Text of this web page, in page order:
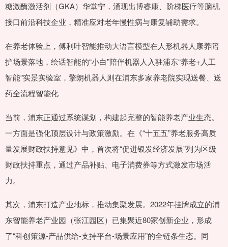
糖激酶激活剂（GKA）华堂宁，涌现出博睿康、阶梯医疗等脑机
接口前沿科技企业，精准应对老年慢性病与康复辅助需求。
在养老体验上，傅利叶智能推动大语言模型在人形机器人康养陪
护场景落地，绘话智能的“小白”陪伴机器人入驻浦东“养老+人工
智能”实景实验室，擎朗机器人则在浦东多家养老院实现送餐、送
药全流程智能化
当前，浦东正通过系统谋划，构建起完整的智能养老产业生态。
一方面是强化顶层设计与政策激励。在《“十五五”养老服务高质
量发展财政扶持意见》中，首次将“促进银发经济发展”列为区级
财政扶持重点，通过产品补贴、电子消费券等方式激发市场活
力。
其次，浦东打造产业地标，推动集聚发展。2022年挂牌成立的浦
东智能养老产业园（张江园区）已集聚近80家创新企业，形成
了“科创策源-产品供给-支持平台-场景应用”的全链条生态。同